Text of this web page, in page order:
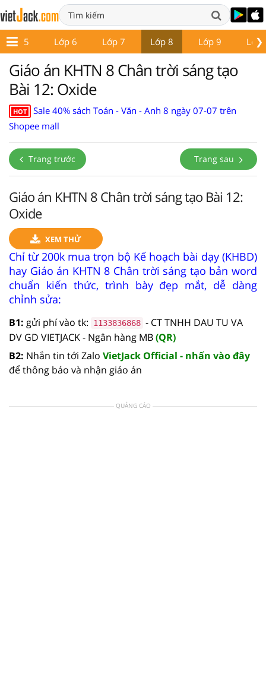
❯
Lớp 5 Lớp 6 Lớp 7 Lớp 8 Lớp 9 Lớp
Giáo án KHTN 8 Chân trời sáng tạo
Bài 12: Oxide
HOT
Sale 40% sách Toán - Văn - Anh 8 ngày 07-07 trên
Shopee mall
Trang trước Trang sau
Giáo án KHTN 8 Chân trời sáng tạo Bài 12:
Oxide
XEM THỬ
Chỉ từ 200k mua trọn bộ Kế hoạch bài dạy (KHBD)
hay Giáo án KHTN 8 Chân trời sáng tạo bản word
chuẩn kiến thức, trình bày đẹp mắt, dễ dàng
chỉnh sửa:
B1: gửi phí vào tk: 1133836868 - CT TNHH DAU TU VA
DV GD VIETJACK - Ngân hàng MB(QR)
B2: Nhắn tin tới Zalo VietJack Official - nhấn vào đây
để thông báo và nhận giáo án
QUẢNG CÁO